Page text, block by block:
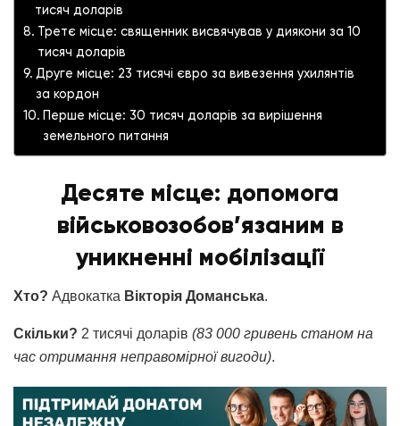
тисяч доларів
Третє місце: священник висвячував у диякони за 10
тисяч доларів
Друге місце: 23 тисячі євро за вивезення ухилянтів
за кордон
Перше місце: 30 тисяч доларів за вирішення
земельного питання
Десяте місце: допомога
військовозобов’язаним в
уникненні мобілізації
Хто? Адвокатка Вікторія Доманська.
Скільки? 2 тисячі доларів (83 000 гривень станом на
час отримання неправомірної вигоди).